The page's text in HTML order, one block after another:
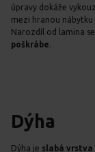
úpravy dokáže
mezi hranou nábytku
Narozdíl od lamina
poškrábe
Dýha
Dýha je slabá vrstva